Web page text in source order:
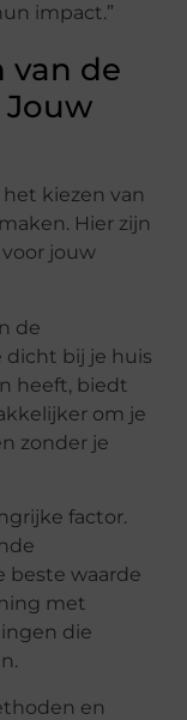
impact.”
van de
Jouw
kiezen van
Hier zijn
jouw
de
dicht bij je huis
heeft, biedt
om je
zonder je
factor.
beste waarde
met
die
en